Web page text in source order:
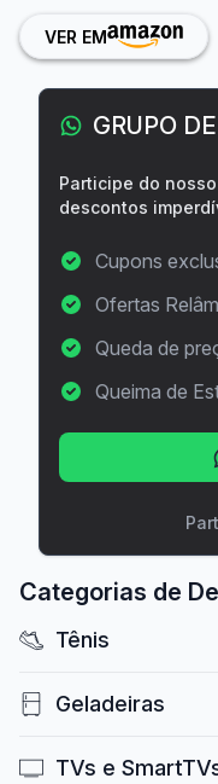
VER EM
GRUPO
Participe do
descontos
Cupons
Ofertas
Queda de
Queima de
Categorias de
Tênis
Geladeiras
TVs e